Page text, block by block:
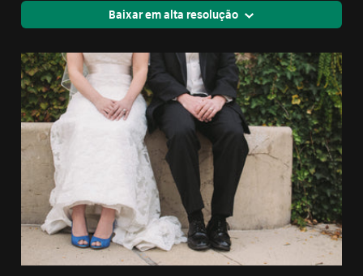
Baixar em alta resolução